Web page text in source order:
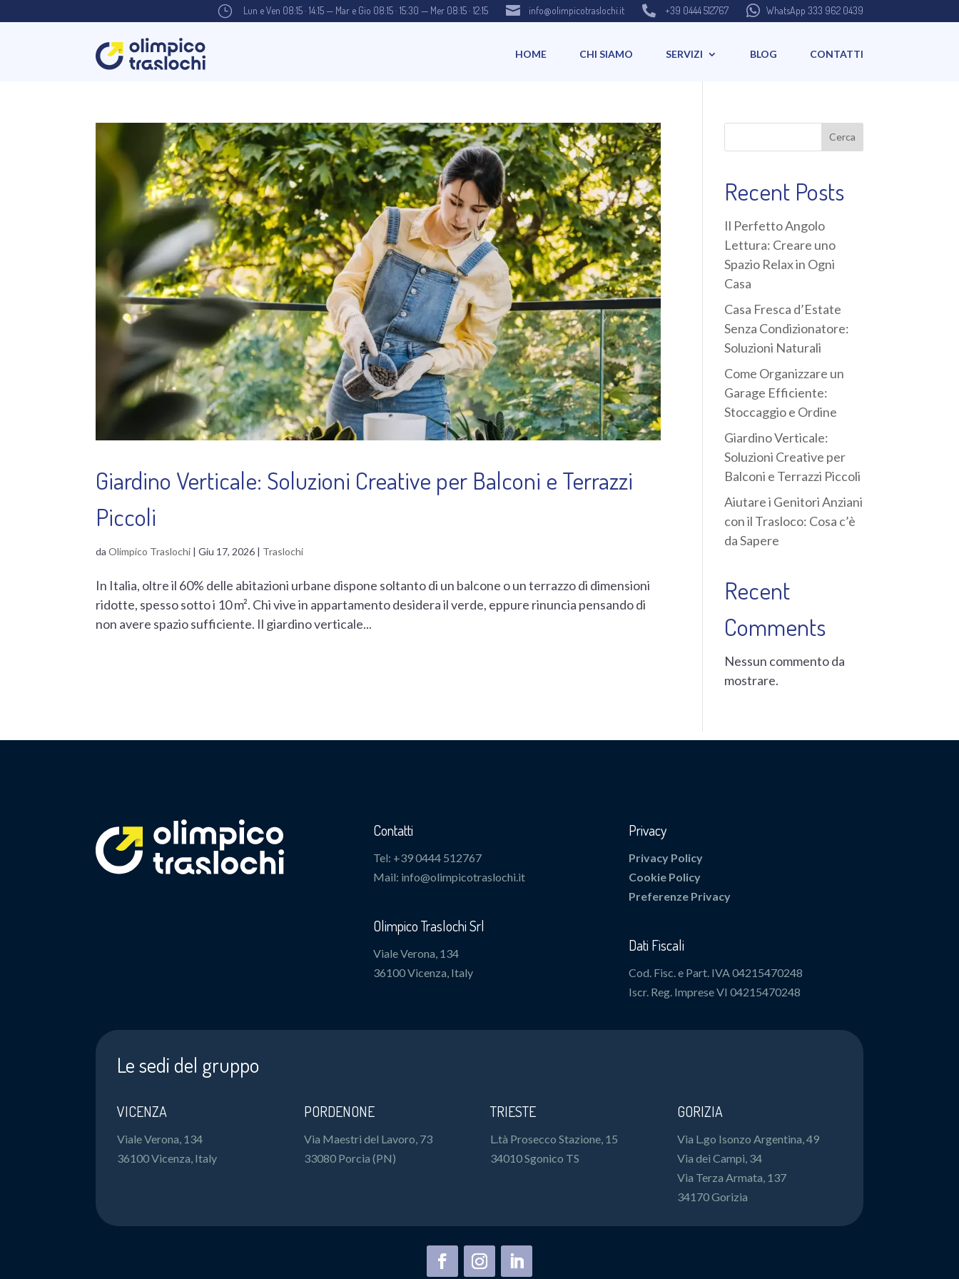
} Lun e Ven 08:15 · 14:15 — Mar e Gio 08:15 · 15:30 — Mer 08:15 · 12:15  info@olimpicotraslochi.it  +39 0444 512767  WhatsApp 333 962 0439
HOME CHI SIAMO SERVIZI BLOG CONTATTI
Giardino Verticale: Soluzioni Creative per Balconi e Terrazzi
Piccoli
daOlimpico Traslochi |Giu 17, 2026 | Traslochi
In Italia, oltre il 60% delle abitazioni urbane dispone soltanto di un balcone o un terrazzo di dimensioni
ridotte, spesso sotto i 10 m². Chi vive in appartamento desidera il verde, eppure rinuncia pensando di
non avere spazio sufficiente. Il giardino verticale...
Cerca
Recent Posts
Il Perfetto Angolo
Lettura: Creare uno
Spazio Relax in Ogni
Casa
Casa Fresca d’Estate
Senza Condizionatore:
Soluzioni Naturali
Come Organizzare un
Garage Efficiente:
Stoccaggio e Ordine
Giardino Verticale:
Soluzioni Creative per
Balconi e Terrazzi Piccoli
Aiutare i Genitori Anziani
con il Trasloco: Cosa c’è
da Sapere
Recent
Comments
Nessun commento da
mostrare.
Contatti
Tel: +39 0444 512767
Mail: info@olimpicotraslochi.it
Olimpico Traslochi Srl
Viale Verona, 134
36100 Vicenza, Italy
Privacy
Privacy Policy
Cookie Policy
Preferenze Privacy
Dati Fiscali
Cod. Fisc. e Part. IVA 04215470248
Iscr. Reg. Imprese VI 04215470248
Le sedi del gruppo
VICENZA
Viale Verona, 134
36100 Vicenza, Italy
PORDENONE
Via Maestri del Lavoro, 73
33080 Porcia (PN)
TRIESTE
L.tà Prosecco Stazione, 15
34010 Sgonico TS
GORIZIA
Via L.go Isonzo Argentina, 49
Via dei Campi, 34
Via Terza Armata, 137
34170 Gorizia